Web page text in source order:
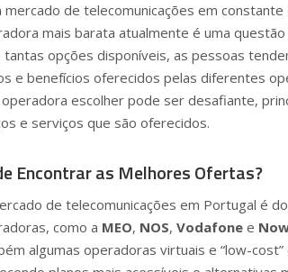
mercado de telecomunicações em
mais barata atualmente é uma
tantas opções disponíveis, as pessoas
e benefícios oferecidos pelas diferentes
operadora escolher pode ser desafiante,
e serviços que são oferecidos.
Encontrar as Melhores Ofertas?
de telecomunicações em Portugal é
como a MEO, NOS, Vodafone e
algumas operadoras virtuais e “low-